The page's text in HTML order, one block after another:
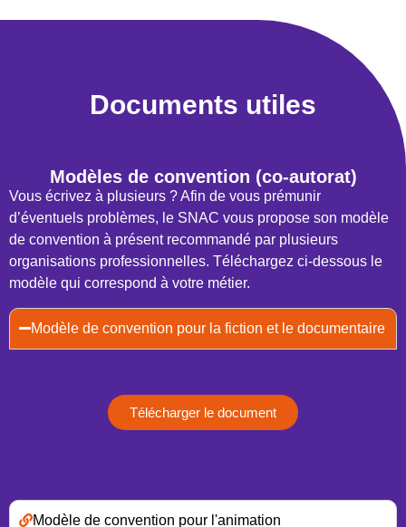
Documents utiles
Modèles de convention (co-autorat)
Vous écrivez à plusieurs ? Afin de vous prémunir
d’éventuels problèmes, le SNAC vous propose son modèle
de convention à présent recommandé par plusieurs
organisations professionnelles. Téléchargez ci-dessous le
modèle qui correspond à votre métier.
Modèle de convention pour la fiction et le documentaire
Télécharger le document
Modèle de convention pour l'animation